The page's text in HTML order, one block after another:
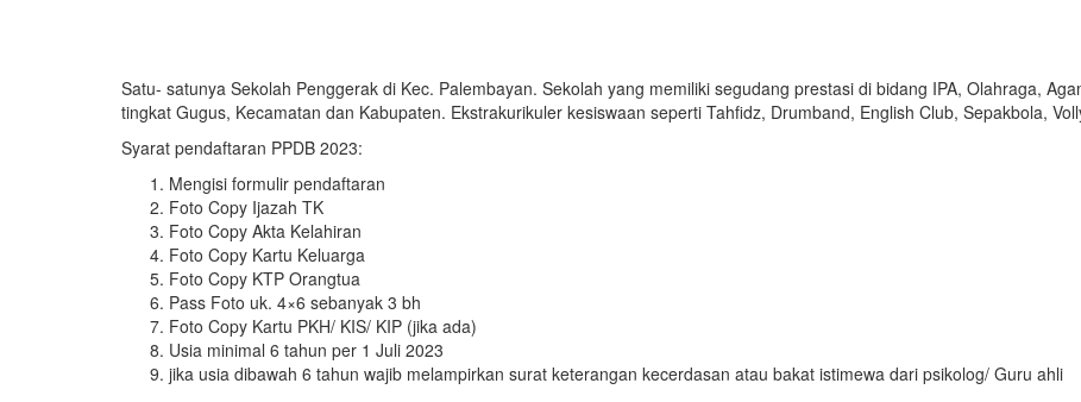
Satu- satunya Sekolah Penggerak di Kec. Palembayan. Sekolah yang memiliki segudang prestasi di bidang IPA, Olahraga,
tingkat Gugus, Kecamatan dan Kabupaten. Ekstrakurikuler kesiswaan seperti Tahfidz, Drumband, English Club, Sepakbola,
Syarat pendaftaran PPDB 2023:
Mengisi formulir pendaftaran
Foto Copy Ijazah TK
Foto Copy Akta Kelahiran
Foto Copy Kartu Keluarga
Foto Copy KTP Orangtua
Pass Foto uk. 4×6 sebanyak 3 bh
Foto Copy Kartu PKH/ KIS/ KIP (jika ada)
Usia minimal 6 tahun per 1 Juli 2023
jika usia dibawah 6 tahun wajib melampirkan surat keterangan kecerdasan atau bakat istimewa dari psikolog/ Guru ahli